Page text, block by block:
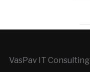
VasPav IT Consulting